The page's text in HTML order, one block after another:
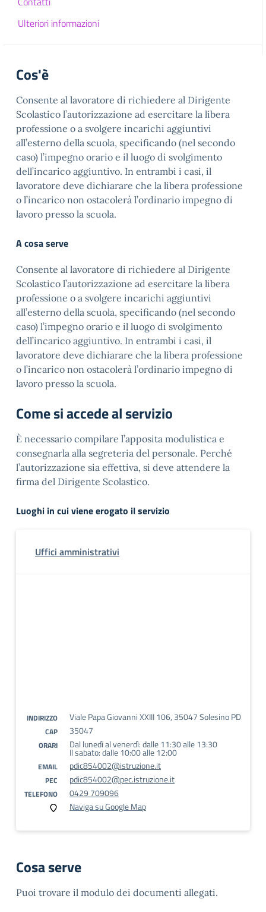
Ulteriori informazioni
Cos'è
Consente al lavoratore di richiedere al Dirigente
Scolastico l’autorizzazione ad esercitare la libera
professione o a svolgere incarichi aggiuntivi
all’esterno della scuola, specificando (nel secondo
caso) l’impegno orario e il luogo di svolgimento
dell’incarico aggiuntivo. In entrambi i casi, il
lavoratore deve dichiarare che la libera professione
o l’incarico non ostacolerà l’ordinario impegno di
lavoro presso la scuola.
A cosa serve
Consente al lavoratore di richiedere al Dirigente
Scolastico l’autorizzazione ad esercitare la libera
professione o a svolgere incarichi aggiuntivi
all’esterno della scuola, specificando (nel secondo
caso) l’impegno orario e il luogo di svolgimento
dell’incarico aggiuntivo. In entrambi i casi, il
lavoratore deve dichiarare che la libera professione
o l’incarico non ostacolerà l’ordinario impegno di
lavoro presso la scuola.
Come si accede al servizio
È necessario compilare l’apposita modulistica e
consegnarla alla segreteria del personale. Perché
l’autorizzazione sia effettiva, si deve attendere la
firma del Dirigente Scolastico.
Luoghi in cui viene erogato il servizio
Uffici amministrativi
INDIRIZZO Viale Papa Giovanni XXIII 106, 35047 Solesino PD
CAP 35047
ORARI Dal lunedì al venerdì: dalle 11:30 alle 13:30
Il sabato: dalle 10:00 alle 12:00
EMAIL pdic854002@istruzione.it
PEC pdic854002@pec.istruzione.it
TELEFONO
0429 709096
Naviga su Google Map
Cosa serve
Puoi trovare il modulo dei documenti allegati.